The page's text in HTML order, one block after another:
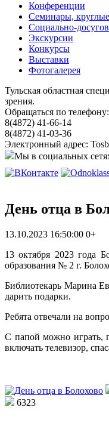
Конференции
Семинары,
Социально-
Экскурсии
Конкурсы
Выставки
Фотогалерея
Тульская областная
зрения.
Обращаться по телефону:
8(4872) 41-66-14
8(4872) 41-03-36
Электронный адрес:
Мы в социальных
День отца в
13.10.2023 16:50:00 0+
13 октября 2023 года
образования № 2 г.
Библиотекарь Марина
дарить подарки.
Ребята отвечали на
С папой можно играть,
включать телевизор,
6323